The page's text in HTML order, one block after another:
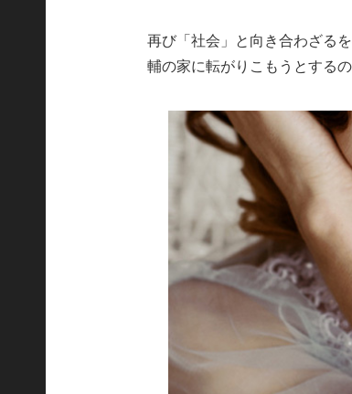
再び「社会」と向き合わざる
輔の家に転がりこもうとする